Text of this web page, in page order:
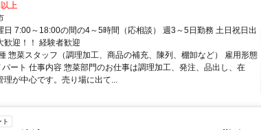
上
日 7:00～18:00の間の4～5時間（応相談） 週3～5日勤務 土日祝日出
歓迎！！ 経験者歓迎
惣菜スタッフ（調理加工、商品の補充、陳列、棚卸など） 雇用形態
パート 仕事内容 惣菜部門のお仕事は調理加工、発注、品出し、在
理が中心です。売り場に出て...